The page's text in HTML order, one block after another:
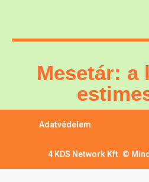
Mesetár: a
Adatvédelem
4 KDS Network Kft. ©